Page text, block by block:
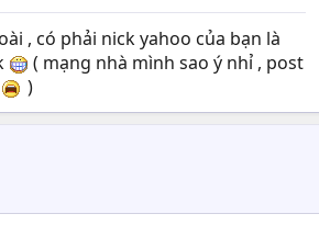
, có phải nick yahoo của bạn là
( mạng nhà mình sao ý nhỉ , post
)